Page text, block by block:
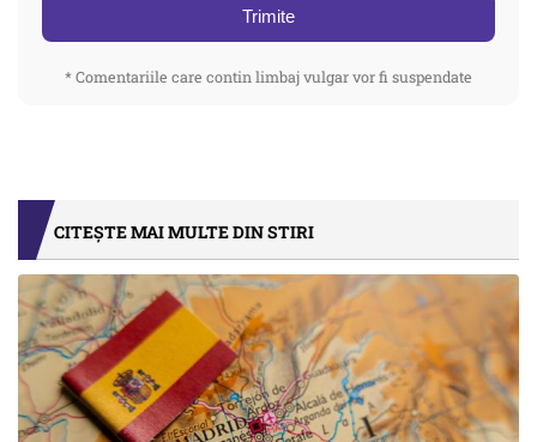
Trimite
* Comentariile care contin limbaj vulgar vor fi suspendate
CITEȘTE MAI MULTE DIN STIRI